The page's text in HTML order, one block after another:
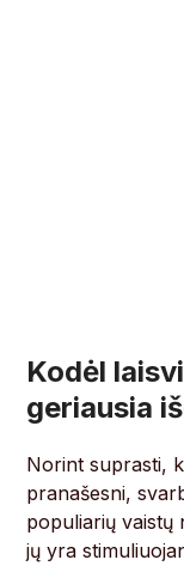
Kodėl
geriausia
Norint suprasti,
pranašesni,
populiarių vaistų
jų yra